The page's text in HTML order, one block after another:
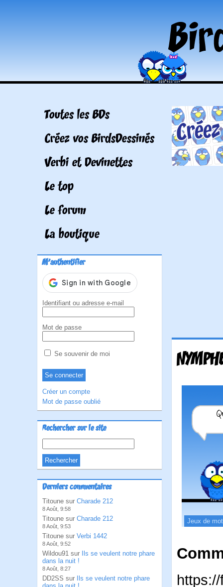
Toutes les BDs
Créez vos BirdsDessinés
Verbi et Devinettes
Le top
Le forum
La boutique
M'authentifier
Identifiant ou adresse e-mail
Mot de passe
Se souvenir de moi
Créer un compte
Mot de passe oublié
Rechercher sur le site
Derniers commentaires
Titoune sur Charade 212
8 Août, 9:58
Titoune sur Charade 212
8 Août, 9:53
Titoune sur Verbi 1442
8 Août, 9:52
Wildou91 sur
Ils se veulent notre phare
dans la nuit !
8 Août, 8:27
DD2SS sur
Ils se veulent notre phare
Jeux de